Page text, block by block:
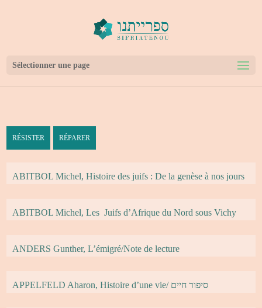
Sélectionner une page
RÉSISTER RÉPARER
ABITBOL Michel, Histoire des juifs : De la genèse à nos jours
ABITBOL Michel, Les Juifs d’Afrique du Nord sous Vichy
ANDERS Gunther, L’émigré/Note de lecture
APPELFELD Aharon, Histoire d’une vie/ סיפור חיים